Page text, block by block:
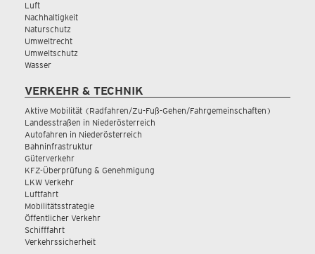
Luft
Nachhaltigkeit
Naturschutz
Umweltrecht
Umweltschutz
Wasser
VERKEHR & TECHNIK
Aktive Mobilität (Radfahren/Zu-Fuß-Gehen/Fahrgemeinschaften)
Landesstraßen in Niederösterreich
Autofahren in Niederösterreich
Bahninfrastruktur
Güterverkehr
KFZ-Überprüfung & Genehmigung
LKW Verkehr
Luftfahrt
Mobilitätsstrategie
Öffentlicher Verkehr
Schifffahrt
Verkehrssicherheit